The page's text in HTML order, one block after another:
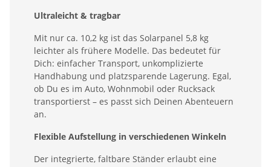
Ultraleicht & tragbar
Mit nur ca. 10,2 kg ist das Solarpanel 5,8 kg
leichter als frühere Modelle. Das bedeutet für
Dich: einfacher Transport, unkomplizierte
Handhabung und platzsparende Lagerung. Egal,
ob Du es im Auto, Wohnmobil oder Rucksack
transportierst – es passt sich Deinen Abenteuern
an.
Flexible Aufstellung in verschiedenen Winkeln
Der integrierte, faltbare Ständer erlaubt eine